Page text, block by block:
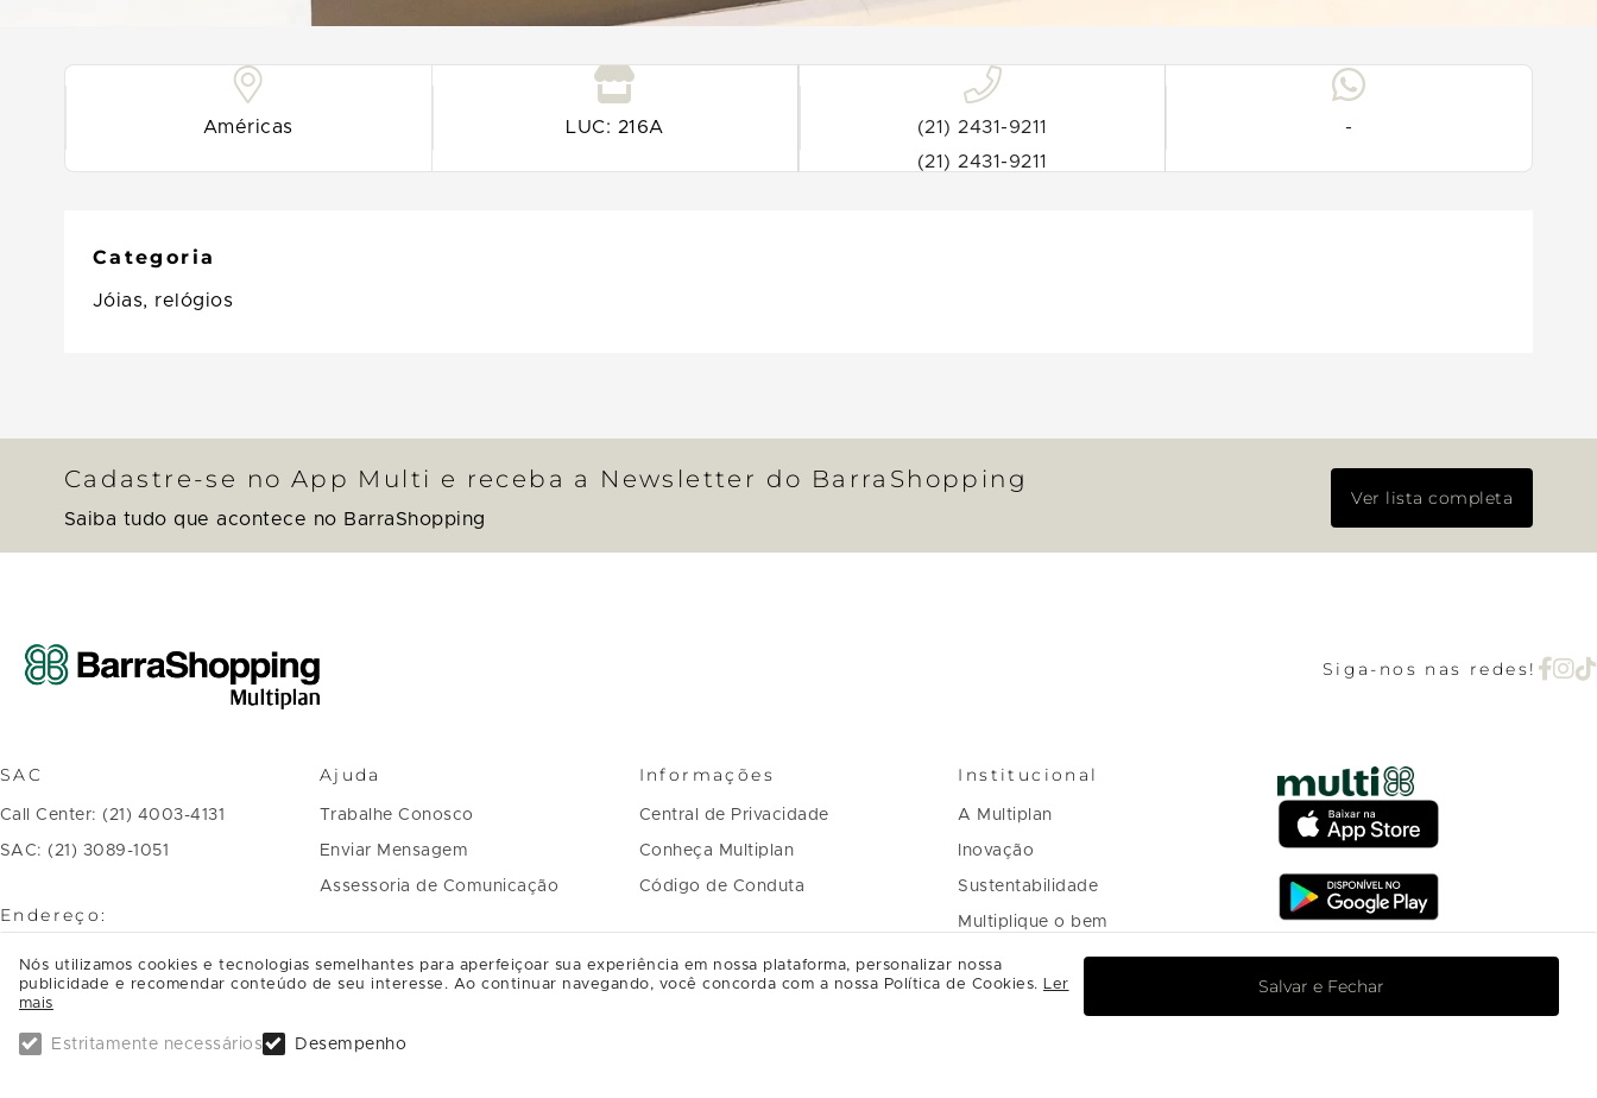
Américas LUC: 216A
(21) 2431-9211
(21) 2431-9211
-
Categoria
Jóias, relógios
Cadastre-se no App Multi e receba a Newsletter do BarraShopping
Saiba tudo que acontece no BarraShopping
Ver lista completa
Siga-nos nas redes!
SAC
Call Center: (21) 4003-4131
SAC: (21) 3089-1051
Endereço:
Avenida das Américas, 4.666 Barra
da Tijuca
CEP: 22640-102, Rio de Janeiro - RJ
Ajuda
Trabalhe Conosco
Enviar Mensagem
Assessoria de Comunicação
Informações
Central de Privacidade
Conheça Multiplan
Código de Conduta
Institucional
A Multiplan
Inovação
Sustentabilidade
Multiplique o bem
Regulamento Programa de
Relacionamento
Nós utilizamos cookies e tecnologias semelhantes para aperfeiçoar sua experiência em nossa plataforma, personalizar nossa
publicidade e recomendar conteúdo de seu interesse. Ao continuar navegando, você concorda com a nossa Política de Cookies. Ler
mais
Estritamente necessários Desempenho
Salvar e Fechar